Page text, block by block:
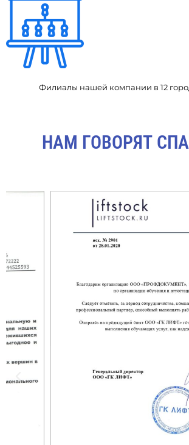
Филиалы нашей компании в 12
НАМ ГОВОРЯТ